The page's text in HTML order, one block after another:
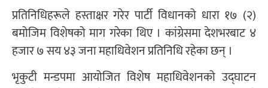
प्रतिनिधिहरूले हस्ताक्षर गरेर पार्टी विधानको धारा १७ (२)
बमोजिम विशेषको माग गरेका थिए । कांग्रेसमा देशभरबाट ४
हजार ७ सय ४३ जना महाधिवेशन प्रतिनिधि रहेका छन् ।
भृकुटी मन्डपमा आयोजित विशेष महाधिवेशनको उद्घाटन